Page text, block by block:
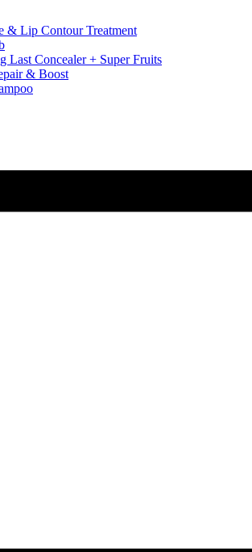
& Lip Contour Treatment
Last Concealer + Super Fruits
& Boost